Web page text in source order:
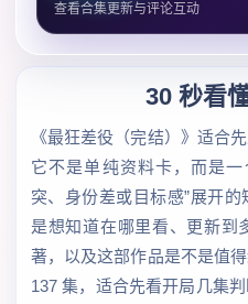
查看合集更新与评论互动
30 秒看
《最狂差役（完结）》适合
它不是单纯资料卡，而是
突、身份差或目标感”展开
是想知道在哪里看、更新到
著，以及这部作品是不是值
137 集，适合先看开局几集